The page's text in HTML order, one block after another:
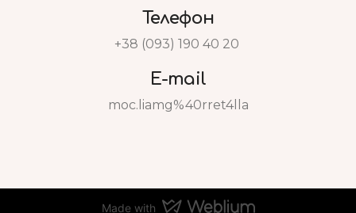
Телефон
+38 (093) 190 40 20
E-mail
moc.liamg%40rret4lla
Made with